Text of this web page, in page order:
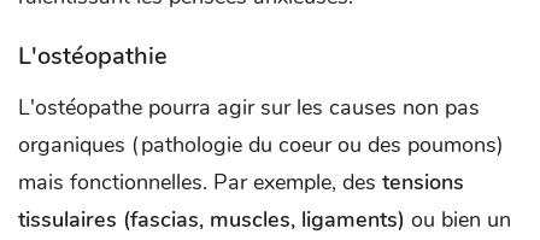
L'ostéopathie
L'ostéopathe pourra agir sur les causes non pas
organiques (pathologie du coeur ou des poumons)
mais fonctionnelles. Par exemple, des tensions
tissulaires (fascias, muscles, ligaments) ou bien un